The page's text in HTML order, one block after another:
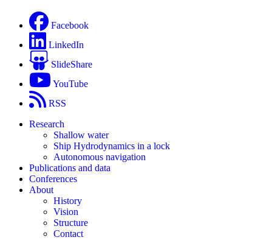
Facebook
LinkedIn
SlideShare
YouTube
RSS
Research
Shallow water
Ship Hydrodynamics in a lock
Autonomous navigation
Publications and data
Conferences
About
History
Vision
Structure
Contact